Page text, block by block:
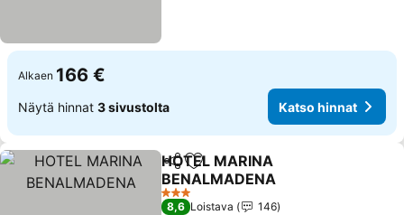
Alkaen 166 €
Näytä hinnat 3 sivustolta Katso hinnat
Jaa Lisää suosikkeihin
HOTEL MARINA
BENALMADENA
Katso hinnat
3 Tähtiluokitus
8,6 Loistava
146